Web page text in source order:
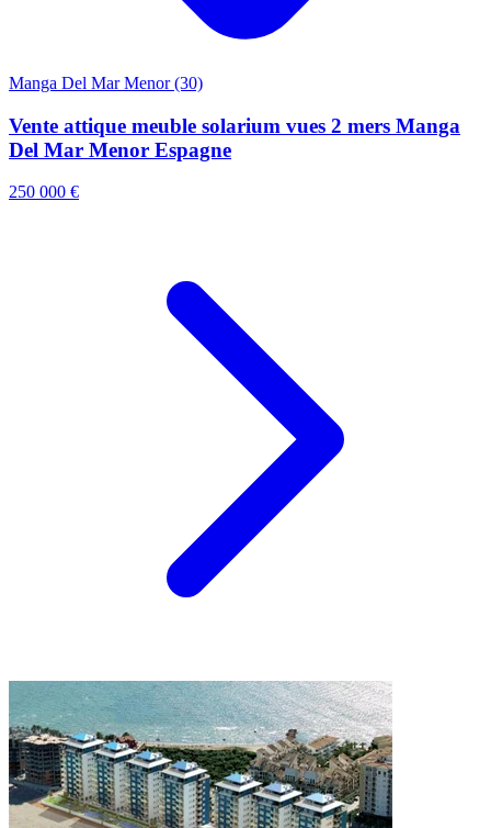
Manga Del Mar Menor (30)
Vente attique meuble solarium vues 2 mers Manga
Del Mar Menor Espagne
250 000 €